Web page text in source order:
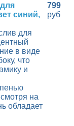
синий,
для
в виде
что
и
на
обладает
799
руб